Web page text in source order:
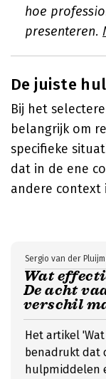
hoe
presenteren.
De juiste
Bij het
belangrijk om
specifieke
dat in de ene
andere context
Wat
De acht
verschil
Sergio van der Pluijm
Het artikel
benadrukt dat
hulpmiddelen